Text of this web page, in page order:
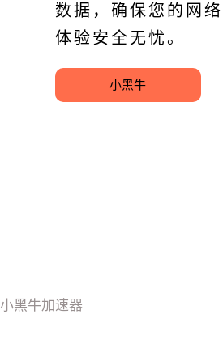
数据，确保您的网络
体验安全无忧。
小黑牛
小黑牛加速器